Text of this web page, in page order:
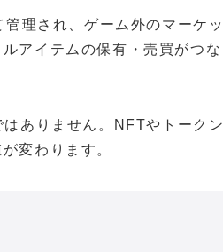
理され、ゲーム外のマーケッ
アイテムの保有・売買がつな
ありません。NFTやトークン
変わります。